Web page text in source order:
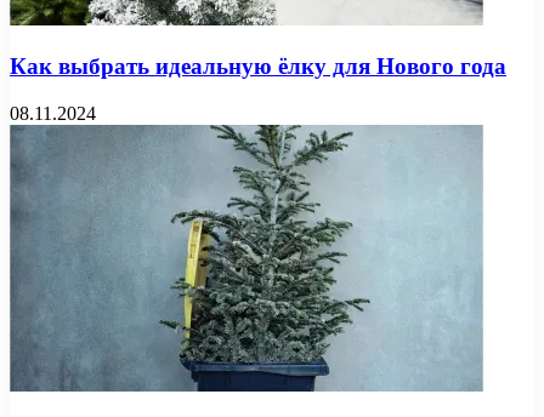
Как выбрать идеальную ёлку для Нового года
08.11.2024